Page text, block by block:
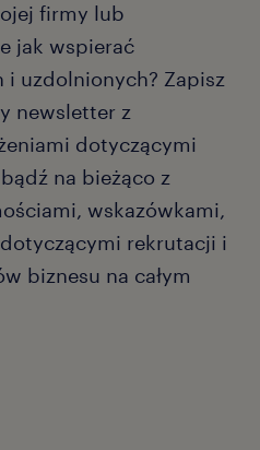
firmy lub
jak wspierać
i uzdolnionych? Zapisz
newsletter z
dotyczącymi
na bieżąco z
wskazówkami,
rekrutacji i
biznesu na całym